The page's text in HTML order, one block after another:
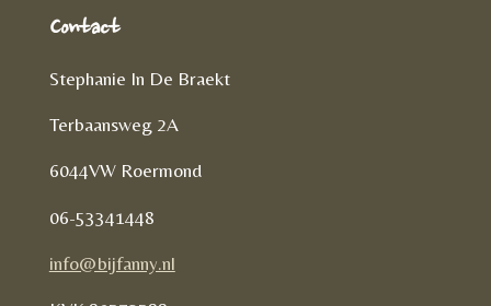
Contact
Stephanie In De Braekt
Terbaansweg 2A
6044VW Roermond
06-53341448
info@bijfanny.nl